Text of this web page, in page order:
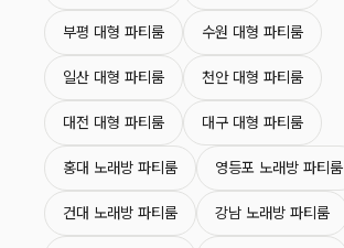
부평 대형 파티룸 수원 대형 파티룸
일산 대형 파티룸 천안 대형 파티룸
대전 대형 파티룸 대구 대형 파티룸
홍대 노래방 파티룸 영등포 노래방 파티룸
건대 노래방 파티룸 강남 노래방 파티룸